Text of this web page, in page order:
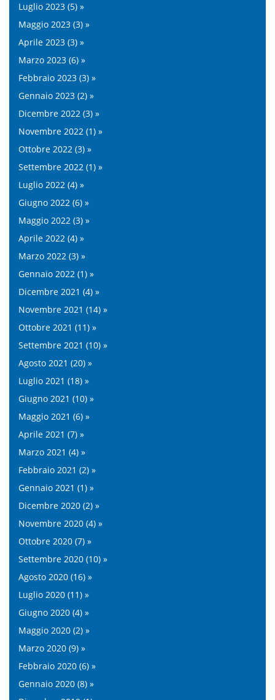
Luglio 2023 (5) »
Maggio 2023 (3) »
Aprile 2023 (3) »
Marzo 2023 (6) »
Febbraio 2023 (3) »
Gennaio 2023 (2) »
Dicembre 2022 (3) »
Novembre 2022 (1) »
Ottobre 2022 (3) »
Settembre 2022 (1) »
Luglio 2022 (4) »
Giugno 2022 (6) »
Maggio 2022 (3) »
Aprile 2022 (4) »
Marzo 2022 (3) »
Gennaio 2022 (1) »
Dicembre 2021 (4) »
Novembre 2021 (14) »
Ottobre 2021 (11) »
Settembre 2021 (10) »
Agosto 2021 (20) »
Luglio 2021 (18) »
Giugno 2021 (10) »
Maggio 2021 (6) »
Aprile 2021 (7) »
Marzo 2021 (4) »
Febbraio 2021 (2) »
Gennaio 2021 (1) »
Dicembre 2020 (2) »
Novembre 2020 (4) »
Ottobre 2020 (7) »
Settembre 2020 (10) »
Agosto 2020 (16) »
Luglio 2020 (11) »
Giugno 2020 (4) »
Maggio 2020 (2) »
Marzo 2020 (9) »
Febbraio 2020 (6) »
Gennaio 2020 (8) »